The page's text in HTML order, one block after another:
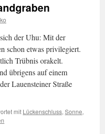
der Uhu: Mit der
schon etwas privilegiert.
Trübnis orakelt.
übrigens auf einem
Lauensteiner Straße
mit Lückenschluss, Sonne,